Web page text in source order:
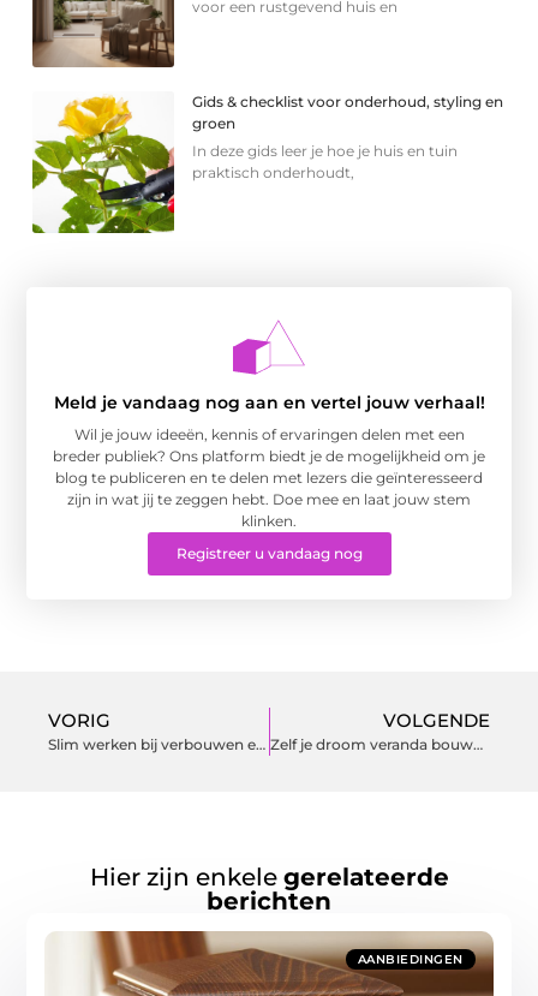
voor een rustgevend huis en
Gids & checklist voor onderhoud, styling en
groen
In deze gids leer je hoe je huis en tuin
praktisch onderhoudt,
Meld je vandaag nog aan en vertel jouw verhaal!
Wil je jouw ideeën, kennis of ervaringen delen met een
breder publiek? Ons platform biedt je de mogelijkheid om je
blog te publiceren en te delen met lezers die geïnteresseerd
zijn in wat jij te zeggen hebt. Doe mee en laat jouw stem
klinken.
Registreer u vandaag nog
VORIG
Slim werken bij verbouwen en renoveren
VOLGENDE
Zelf je droom veranda bouwen of toch de vakman inschakelen?
Hier zijn enkele gerelateerde
berichten
AANBIEDINGEN